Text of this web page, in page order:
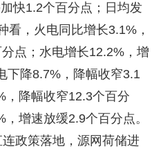
快1.2个百分点；日均发
看，火电同比增长3.1%，
点；水电增长12.2%，增
下降8.7%，降幅收窄3.1
，降幅收窄12.3个百分
增速放缓2.9个百分点。
政策落地，源网荷储进